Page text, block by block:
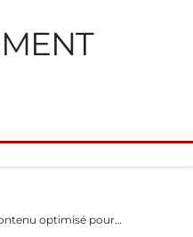
optimisé pour…